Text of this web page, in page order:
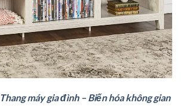
Thang máy gia đình – Biến hóa không gian